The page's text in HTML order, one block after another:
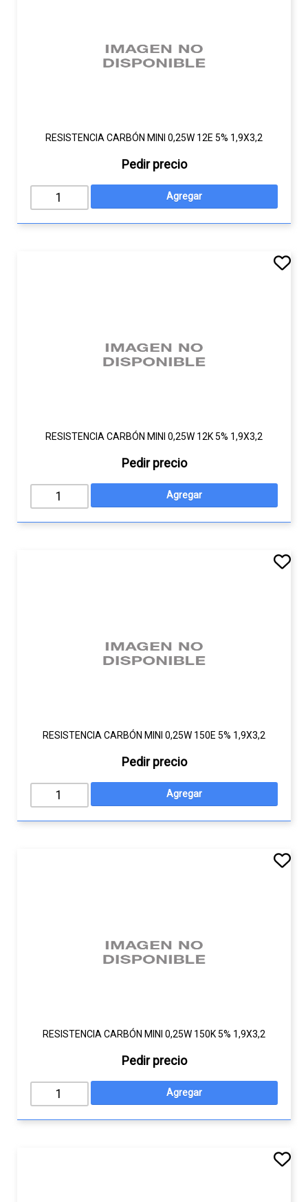
RESISTENCIA CARBÓN MINI 0,25W 12E 5% 1,9X3,2
Pedir precio
RESISTENCIA CARBÓN MINI 0,25W 12K 5% 1,9X3,2
Pedir precio
RESISTENCIA CARBÓN MINI 0,25W 150E 5% 1,9X3,2
Pedir precio
RESISTENCIA CARBÓN MINI 0,25W 150K 5% 1,9X3,2
Pedir precio